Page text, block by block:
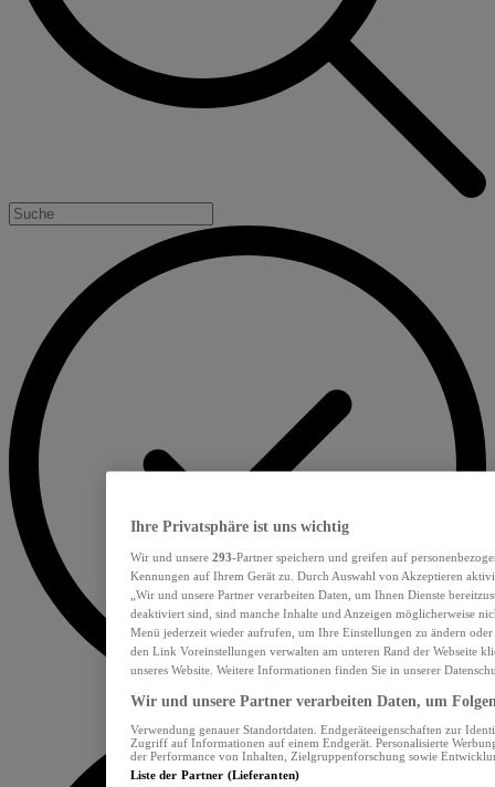
Ihre Privatsphäre ist uns wichtig
Wir und unsere 293-Partner speichern und greifen auf
Kennungen auf Ihrem Gerät zu. Durch Auswahl von Akzeptieren
„Wir und unsere Partner verarbeiten Daten, um Ihnen Dienste
deaktiviert sind, sind manche Inhalte und Anzeigen möglicherweise
Menü jederzeit wieder aufrufen, um Ihre Einstellungen zu ändern
den Link Voreinstellungen verwalten am unteren Rand der Webseite
unseres Website. Weitere Informationen finden Sie in unserer
Wir und unsere Partner verarbeiten Daten, um
Verwendung genauer Standortdaten. Endgeräteeigenschaften zur
Zugriff auf Informationen auf einem Endgerät. Personalisierte
der Performance von Inhalten, Zielgruppenforschung sowie
Liste der Partner (Lieferanten)